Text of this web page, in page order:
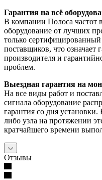
Гарантия на всё
В компании Полоса частот
оборудование от лучших
только
поставщиков, что означает
производителя и
проблем.
Выездная гарантия на
На все виды работ и
сигнала оборудование
гарантия со дня установки.
либо узла на протяжении
кратчайшего времени
Отзывы